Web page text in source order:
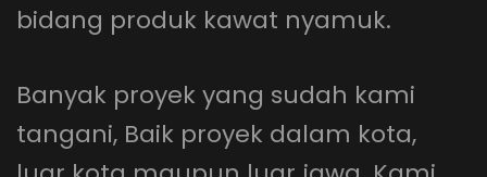
bidang produk kawat nyamuk.
Banyak proyek yang sudah kami
tangani, Baik proyek dalam kota,